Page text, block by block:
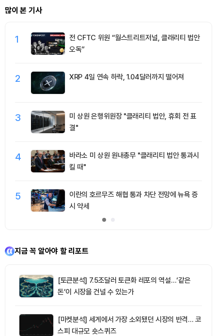
많이 본 기사
1
전 CFTC 위원 “월스트리트저널, 클래리티 법안
오독”
2 XRP 4일 연속 하락, 1.04달러까지 떨어져
3
미 상원 은행위원장 "클래리티 법안, 휴회 전 표
결"
4
바라소 미 상원 원내총무 "클래리티 법안 통과시
킬 때"
5
이란의 호르무즈 해협 통과 차단 전망에 뉴욕 증
시 약세
지금 꼭 알아야 할 리포트
[토큰분석] 7.5조달러 토큰화 레포의 역설…‘같은
돈’이 시장을 건널 수 있는가
[마켓분석] 세계에서 가장 소외됐던 시장의 반격… 코
스피 대규모 숏스퀴즈